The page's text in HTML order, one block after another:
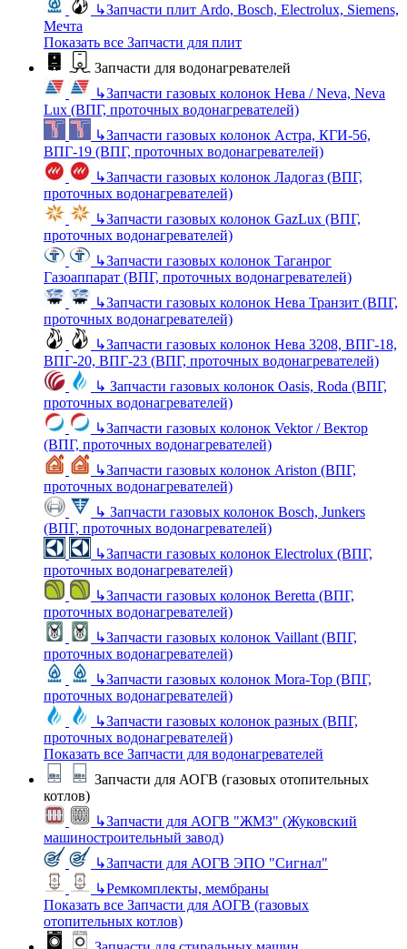
↳Запчасти плит Ardo, Bosch, Electrolux, Siemens,
Мечта
Показать все Запчасти для плит
Запчасти для водонагревателей
↳Запчасти газовых колонок Нева / Neva, Neva
Lux (ВПГ, проточных водонагревателей)
↳Запчасти газовых колонок Астра, КГИ-56,
ВПГ-19 (ВПГ, проточных водонагревателей)
↳Запчасти газовых колонок Ладогаз (ВПГ,
проточных водонагревателей)
↳Запчасти газовых колонок GazLux (ВПГ,
проточных водонагревателей)
↳Запчасти газовых колонок Таганрог
Газоаппарат (ВПГ, проточных водонагревателей)
↳Запчасти газовых колонок Нева Транзит (ВПГ,
проточных водонагревателей)
↳Запчасти газовых колонок Нева 3208, ВПГ-18,
ВПГ-20, ВПГ-23 (ВПГ, проточных водонагревателей)
↳ Запчасти газовых колонок Oasis, Roda (ВПГ,
проточных водонагревателей)
↳Запчасти газовых колонок Vektor / Вектор
(ВПГ, проточных водонагревателей)
↳Запчасти газовых колонок Ariston (ВПГ,
проточных водонагревателей)
↳ Запчасти газовых колонок Bosch, Junkers
(ВПГ, проточных водонагревателей)
↳Запчасти газовых колонок Electrolux (ВПГ,
проточных водонагревателей)
↳Запчасти газовых колонок Beretta (ВПГ,
проточных водонагревателей)
↳Запчасти газовых колонок Vaillant (ВПГ,
проточных водонагревателей)
↳Запчасти газовых колонок Mora-Top (ВПГ,
проточных водонагревателей)
↳Запчасти газовых колонок разных (ВПГ,
проточных водонагревателей)
Показать все Запчасти для водонагревателей
Запчасти для АОГВ (газовых отопительных
котлов)
↳Запчасти для АОГВ "ЖМЗ" (Жуковский
машиностроительный завод)
↳Запчасти для АОГВ ЭПО "Сигнал"
↳Ремкомплекты, мембраны
Показать все Запчасти для АОГВ (газовых
отопительных котлов)